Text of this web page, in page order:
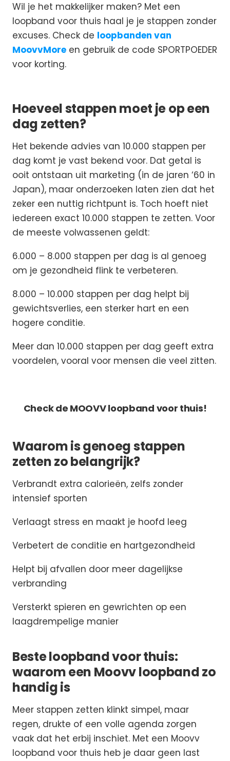
Wil je het makkelijker maken? Met een
loopband voor thuis haal je je stappen zonder
excuses. Check de loopbanden van
MoovvMore en gebruik de code SPORTPOEDER
voor korting.
Hoeveel stappen moet je op een
dag zetten?
Het bekende advies van 10.000 stappen per
dag komt je vast bekend voor. Dat getal is
ooit ontstaan uit marketing (in de jaren ‘60 in
Japan), maar onderzoeken laten zien dat het
zeker een nuttig richtpunt is. Toch hoeft niet
iedereen exact 10.000 stappen te zetten. Voor
de meeste volwassenen geldt:
6.000 – 8.000 stappen per dag is al genoeg
om je gezondheid flink te verbeteren.
8.000 – 10.000 stappen per dag helpt bij
gewichtsverlies, een sterker hart en een
hogere conditie.
Meer dan 10.000 stappen per dag geeft extra
voordelen, vooral voor mensen die veel zitten.
Check de MOOVV loopband voor thuis!
Waarom is genoeg stappen
zetten zo belangrijk?
Verbrandt extra calorieën, zelfs zonder
intensief sporten
Verlaagt stress en maakt je hoofd leeg
Verbetert de conditie en hartgezondheid
Helpt bij afvallen door meer dagelijkse
verbranding
Versterkt spieren en gewrichten op een
laagdrempelige manier
Beste loopband voor thuis:
waarom een Moovv loopband zo
handig is
Meer stappen zetten klinkt simpel, maar
regen, drukte of een volle agenda zorgen
vaak dat het erbij inschiet. Met een Moovv
loopband voor thuis heb je daar geen last